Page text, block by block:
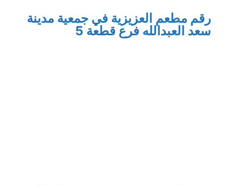
رقم مطعم العزيزية في جمعية مدينة
سعد العبدالله فرع قطعة 5